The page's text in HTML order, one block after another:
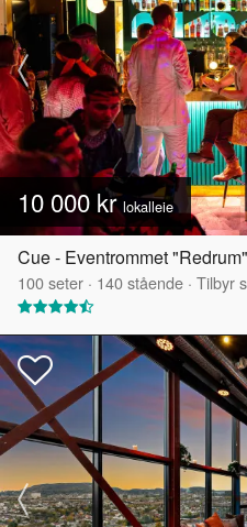
10 000 krlokalleie
Cue - Eventrommet "Redrum"
100seter · 140stående · Tilbyr